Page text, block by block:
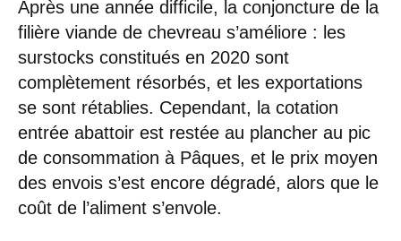
Après une année difficile, la conjoncture de la
filière viande de chevreau s’améliore : les
surstocks constitués en 2020 sont
complètement résorbés, et les exportations
se sont rétablies. Cependant, la cotation
entrée abattoir est restée au plancher au pic
de consommation à Pâques, et le prix moyen
des envois s’est encore dégradé, alors que le
coût de l’aliment s’envole.